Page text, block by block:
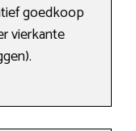
goedkoop
vierkante